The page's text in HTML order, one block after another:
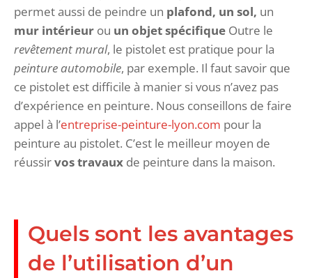
permet aussi de peindre un plafond, un sol, un
mur intérieur ou un objet spécifique Outre le
revêtement mural, le pistolet est pratique pour la
peinture automobile, par exemple. Il faut savoir que
ce pistolet est difficile à manier si vous n’avez pas
d’expérience en peinture. Nous conseillons de faire
appel à l’entreprise-peinture-lyon.com pour la
peinture au pistolet. C’est le meilleur moyen de
réussirvos travaux de peinture dans la maison.
Quels sont les avantages
de l’utilisation d’un